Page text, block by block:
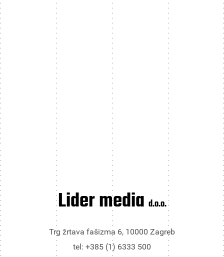
Lider media d.o.o.
Trg žrtava fašizma 6, 10000 Zagreb
tel: +385 (1) 6333 500